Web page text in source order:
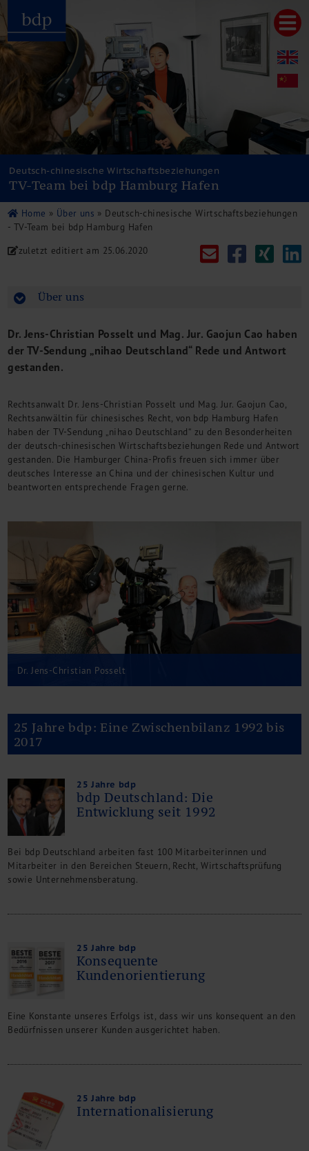
Hauptmenu
Home
bdp aktuell
Über uns
Unternehmenswerte
Referenzen
Pressespiegel
Publikationen
Newsletter
Videos
Leistungen
Rechtsberatung
Restrukturierung
Management Consulting
Internationalisierung
China Consulting
Finanz- und Lohnbuchhaltung
Wirtschaftsprüfung
Steuerberatung
Rechtsberatung
M&A Deutschland/China
Unternehmensfinanzierung
Inbound Investments
Events
Karriere
Kontakt
Deutsch-chinesische Wirtschaftsbeziehungen
TV-Team bei bdp Hamburg Hafen
Home » Über uns » Deutsch-chinesische Wirtschaftsbeziehungen
- TV-Team bei bdp Hamburg Hafen
zuletzt editiert am 25.06.2020
Über uns
Dr. Jens-Christian Posselt und Mag. Jur. Gaojun Cao haben
der TV-Sendung „nihao Deutschland“ Rede und Antwort
gestanden.
Rechtsanwalt Dr. Jens-Christian Posselt und Mag. Jur. Gaojun Cao,
Rechtsanwältin für chinesisches Recht, von bdp Hamburg Hafen
haben der TV-Sendung „nihao Deutschland“ zu den Besonderheiten
der deutsch-chinesischen Wirtschaftsbeziehungen Rede und Antwort
gestanden. Die Hamburger China-Profis freuen sich immer über
deutsches Interesse an China und der chinesischen Kultur und
beantworten entsprechende Fragen gerne.
Dr. Jens-Christian Posselt
25 Jahre bdp: Eine Zwischenbilanz 1992 bis
2017
25 Jahre bdp
bdp Deutschland: Die
Entwicklung seit 1992
Bei bdp Deutschland arbeiten fast 100 Mitarbeiterinnen und
Mitarbeiter in den Bereichen Steuern, Recht, Wirtschaftsprüfung
sowie Unternehmensberatung.
25 Jahre bdp
Konsequente
Kundenorientierung
Eine Konstante unseres Erfolgs ist, dass wir uns konsequent an den
Bedürfnissen unserer Kunden ausgerichtet haben.
25 Jahre bdp
Internationalisierung